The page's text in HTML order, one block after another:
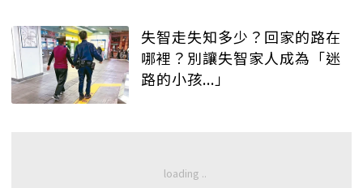
失智走失知多少？回家的路在
哪裡？別讓失智家人成為「迷
路的小孩...」